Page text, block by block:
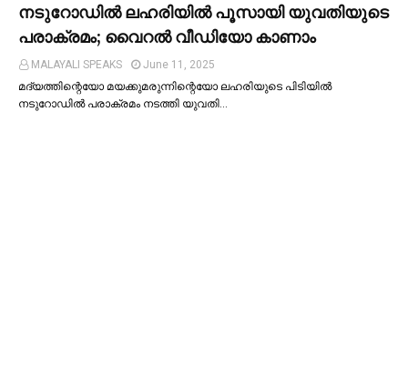
നടുറോഡില്‍ ലഹരിയില്‍ പൂസായി യുവതിയുടെ
പരാക്രമം; വൈറൽ വീഡിയോ കാണാം
MALAYALI SPEAKS
June 11, 2025
മദ്യത്തിന്റെയോ മയക്കുമരുന്നിന്റെയോ ലഹരിയുടെ പിടിയില്‍
നടുറോഡില്‍ പരാക്രമം നടത്തി യുവതി…